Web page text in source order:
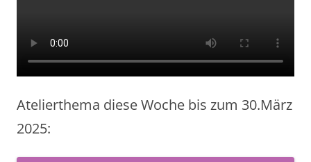
Atelierthema diese Woche bis zum 30.März
2025: